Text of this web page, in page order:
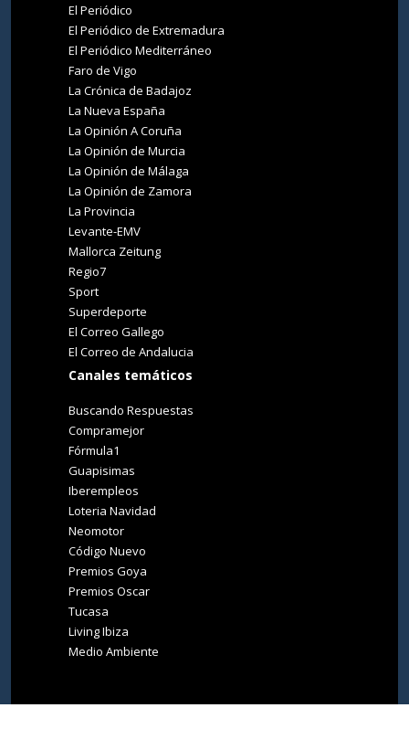
El Periódico
El Periódico de Extremadura
El Periódico Mediterráneo
Faro de Vigo
La Crónica de Badajoz
La Nueva España
La Opinión A Coruña
La Opinión de Murcia
La Opinión de Málaga
La Opinión de Zamora
La Provincia
Levante-EMV
Mallorca Zeitung
Regio7
Sport
Superdeporte
El Correo Gallego
El Correo de Andalucia
Canales temáticos
Buscando Respuestas
Compramejor
Fórmula1
Guapisimas
Iberempleos
Loteria Navidad
Neomotor
Código Nuevo
Premios Goya
Premios Oscar
Tucasa
Living Ibiza
Medio Ambiente